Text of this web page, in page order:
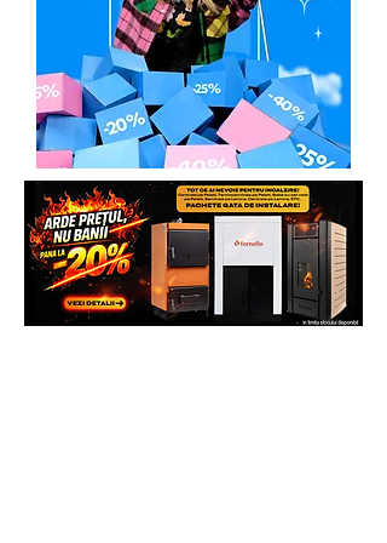
/ office@krafteprofesional.ro
+40 737 369 799
In urma unei discutii telefonice, se va
preconstata defectiunea sau eroarea de
functionare invocata, de foarte multe
ori, putandu-se rezolva problema chiar
si telefonic.
Pasul 2. In cazul in care la distanta nu s-
a putut rezolva problema invocata,
clientul va trebui sa expedieze
produsul Partenerului Service la adresa:
kraftprofesional